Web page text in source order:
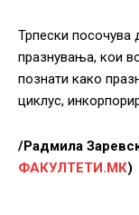
Трпески посочува
празнувања, кои
познати како
циклус,
/Радмила
ФАКУЛТЕТИ.МК)